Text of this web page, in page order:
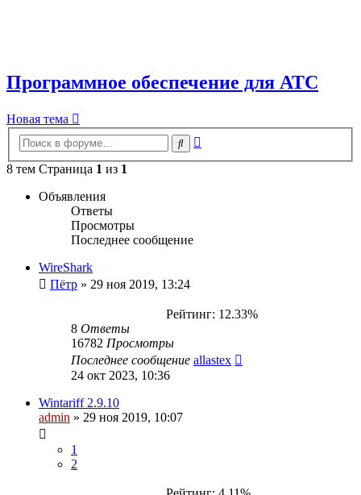
Программное обеспечение для АТС
Новая тема
Поиск
8 тем Страница 1 из 1
Объявления
Ответы
Просмотры
Последнее сообщение
WireShark
Пётр » 29 ноя 2019, 13:24
Рейтинг: 12.33%
8 Ответы
16782 Просмотры
Последнее сообщение allastex
24 окт 2023, 10:36
Wintariff 2.9.10
admin » 29 ноя 2019, 10:07
1
2